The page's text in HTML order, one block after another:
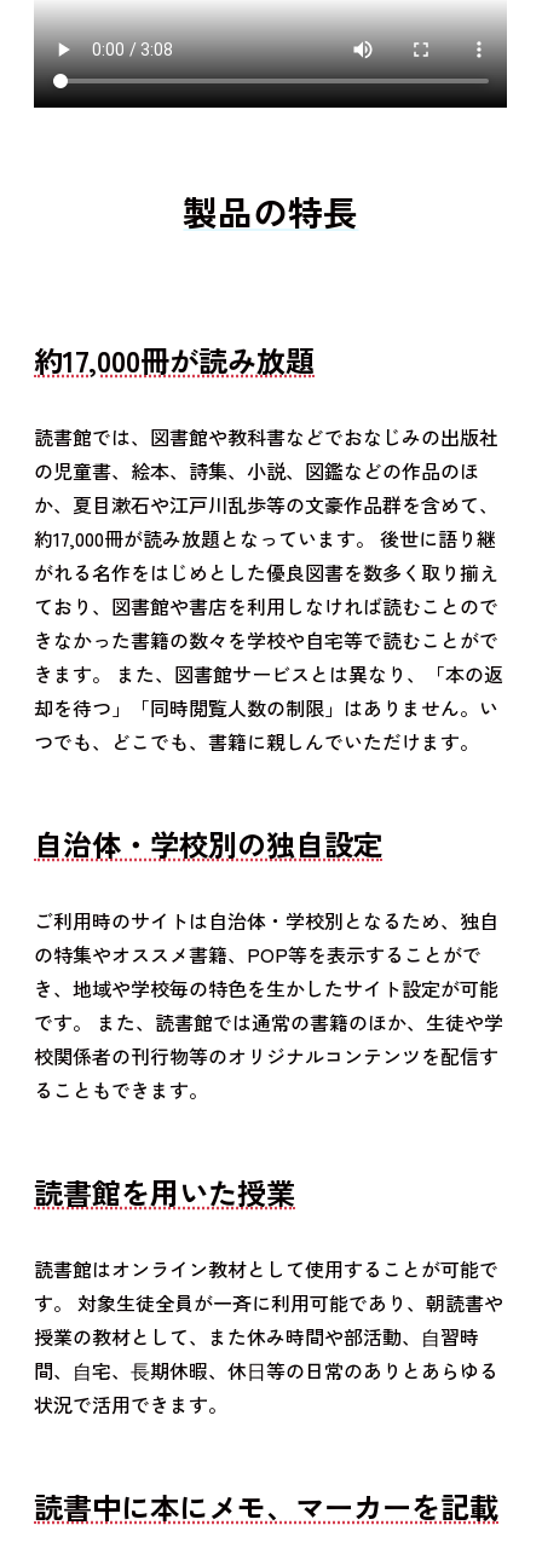
製品の特長
約17,000冊が読み放題
読書館では、図書館や教科書などでおなじみの出版社
の児童書、絵本、詩集、小説、図鑑などの作品のほ
か、夏目漱石や江戸川乱歩等の文豪作品群を含めて、
約17,000冊が読み放題となっています。 後世に語り継
がれる名作をはじめとした優良図書を数多く取り揃え
ており、図書館や書店を利用しなければ読むことので
きなかった書籍の数々を学校や自宅等で読むことがで
きます。 また、図書館サービスとは異なり、「本の返
却を待つ」「同時閲覧人数の制限」はありません。い
つでも、どこでも、書籍に親しんでいただけます。
自治体・学校別の独自設定
ご利用時のサイトは自治体・学校別となるため、独自
の特集やオススメ書籍、POP等を表示することがで
き、地域や学校毎の特色を生かしたサイト設定が可能
です。 また、読書館では通常の書籍のほか、生徒や学
校関係者の刊行物等のオリジナルコンテンツを配信す
ることもできます。
読書館を用いた授業
読書館はオンライン教材として使用することが可能で
す。 対象生徒全員が一斉に利用可能であり、朝読書や
授業の教材として、また休み時間や部活動、⾃習時
間、⾃宅、⻑期休暇、休⽇等の日常のありとあらゆる
状況で活用できます。
読書中に本にメモ、マーカーを記載